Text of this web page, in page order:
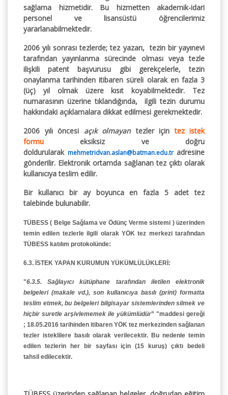
sağlama hizmetidir. Bu hizmetten akademik-idari
personel ve lisansüstü öğrencilerimiz
yararlanabilmektedir.
2006 yılı sonrası tezlerde; tez yazarı, tezin bir yayınevi
tarafından yayınlanma sürecinde olması veya tezle
ilişkili patent başvurusu gibi gerekçelerle, tezin
onaylanma tarihinden itibaren süreli olarak en fazla 3
(üç) yıl olmak üzere kısıt koyabilmektedir. Tez
numarasının üzerine tıklandığında, ilgili tezin durumu
hakkındaki açıklamalara dikkat edilmesi gerekmektedir.
2006 yılı öncesi açık olmayantezler içintez istek
formu eksiksiz ve doğru
doldurularak mehmetridvan.aslan@batman.edu.tradresine
gönderilir. Elektronik ortamda sağlanan tez çıktı olarak
kullanıcıya teslim edilir.
Bir kullanıcı bir ay boyunca en fazla 5 adet tez
talebinde bulunabilir.
TÜBESS ( Belge Sağlama ve Ödünç Verme sistemi ) üzerinden
temin edilen tezlerle ilgili olarak YÖK tez merkezi tarafından
TÜBESS katılım protokolünde:
6.3. İSTEK YAPAN KURUMUN YÜKÜMLÜLÜKLERİ:
"6.3.5. Sağlayıcı kütüphane tarafından iletilen elektronik
belgeleri (makale vd.), son kullanıcıya basılı (print) formatta
teslim etmek, bu belgeleri bilgisayar sistemlerinden silmek ve
hiçbir suretle arşivlememek ile yükümlüdür” "maddesi gereği
; 18.05.2016 tarihinden itibaren YÖK tez merkezinden sağlanan
tezler isteklilere basılı olarak verilecektir. Bu nedenle temin
edilen tezlerin her bir sayfası için (15 kuruş) çıktı bedeli
tahsil edilecektir.